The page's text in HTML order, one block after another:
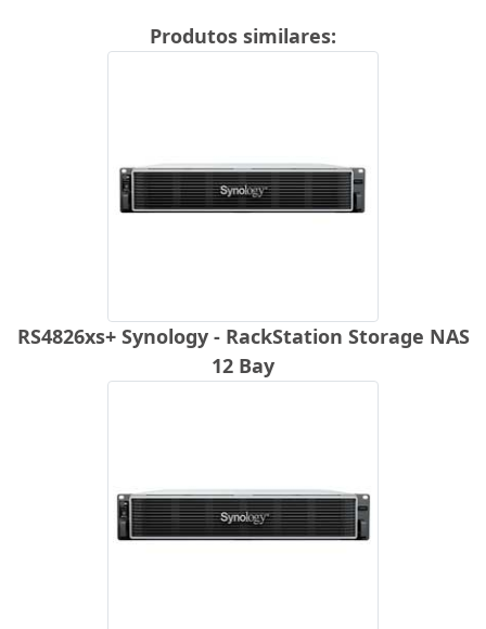
Produtos similares:
RS4826xs+ Synology - RackStation Storage NAS
12 Bay